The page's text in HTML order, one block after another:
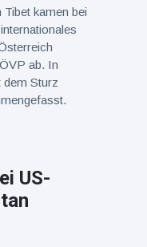
kamen bei
ab. In
dem Sturz
US-